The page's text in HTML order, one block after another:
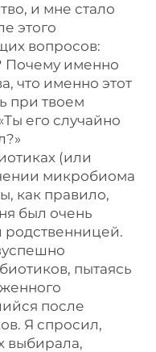
и мне стало
этого
вопросов:
Почему именно
что именно этот
при твоем
его случайно
(или
микробиома
как правило,
был очень
родственницей.
пытаясь
после
Я спросил,
выбирала,